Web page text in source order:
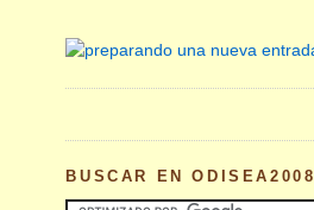
BUSCAR EN ODISEA2008